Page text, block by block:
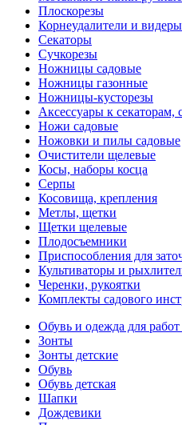
Плоскорезы
Корнеудалители и видеры
Секаторы
Сучкорезы
Ножницы садовые
Ножницы газонные
Ножницы-кусторезы
Аксессуары к секаторам,
Ножи садовые
Ножовки и пилы садовые
Очистители щелевые
Косы, наборы косца
Серпы
Косовища, крепления
Метлы, щетки
Щетки щелевые
Плодосъемники
Приспособления для
Культиваторы и
Черенки, рукоятки
Комплекты садового
Обувь и одежда для работ
Зонты
Зонты детские
Обувь
Обувь детская
Шапки
Дождевики